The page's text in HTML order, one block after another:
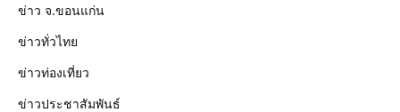
ข่าว จ.ขอนแก่น
ข่าวทั่วไทย
ข่าวท่องเที่ยว
ข่าวประชาสัมพันธ์